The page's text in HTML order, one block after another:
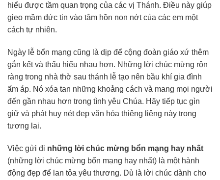
hiểu được tầm quan trọng của các vị Thánh. Điều này giúp
gieo mầm đức tin vào tâm hồn non nớt của các em một
cách tự nhiên.
Ngày lễ bổn mạng cũng là dịp để cộng đoàn giáo xứ thêm
gắn kết và thấu hiểu nhau hơn. Những lời chúc mừng rộn
ràng trong nhà thờ sau thánh lễ tạo nên bầu khí gia đình
ấm áp. Nó xóa tan những khoảng cách và mang mọi người
đến gần nhau hơn trong tình yêu Chúa. Hãy tiếp tục gìn
giữ và phát huy nét đẹp văn hóa thiêng liêng này trong
tương lai.
Việc gửi đi những lời chúc mừng bổn mạng hay nhất
(những lời chúc mừng bổn mạng hay nhất) là một hành
động đẹp để lan tỏa yêu thương. Dù là lời chúc dành cho